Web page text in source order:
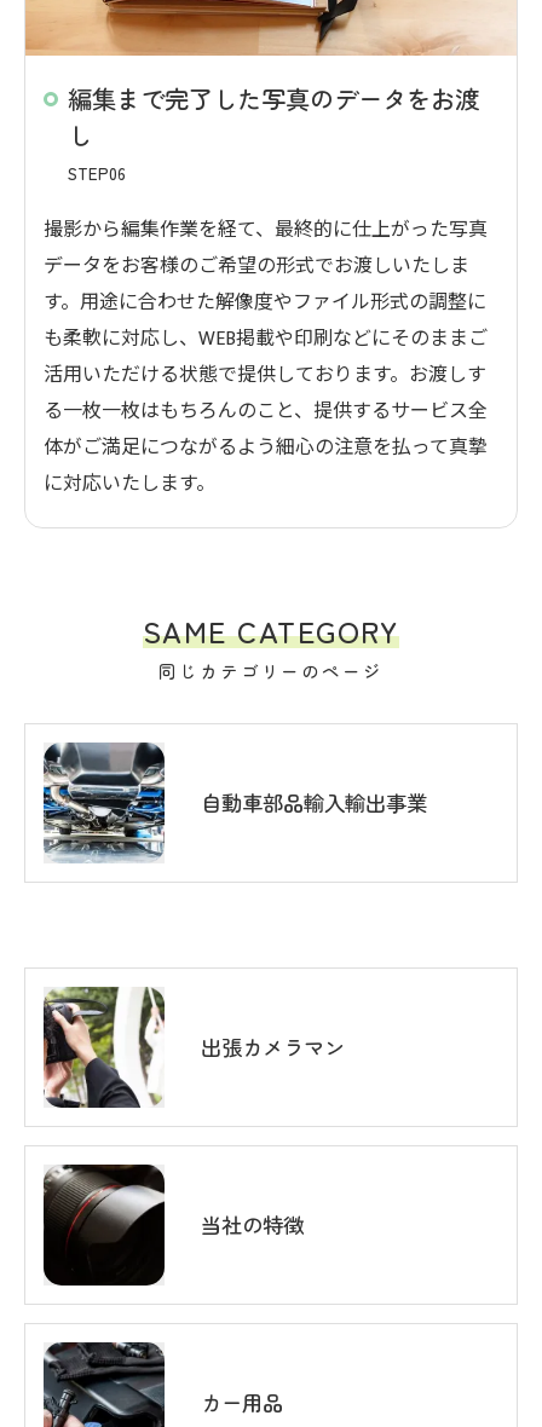
編集まで完了した写真のデータをお渡
し
STEP06
撮影から編集作業を経て、最終的に仕上がった写真
データをお客様のご希望の形式でお渡しいたしま
す。用途に合わせた解像度やファイル形式の調整に
も柔軟に対応し、WEB掲載や印刷などにそのままご
活用いただける状態で提供しております。お渡しす
る一枚一枚はもちろんのこと、提供するサービス全
体がご満足につながるよう細心の注意を払って真摯
に対応いたします。
同じカテゴリーのページ
SAME CATEGORY
自動車部品輸入輸出事業
出張カメラマン
当社の特徴
カー用品